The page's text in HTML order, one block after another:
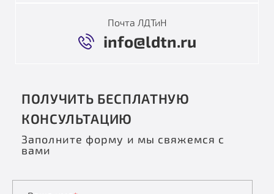
Почта ЛДТиН
info@ldtn.ru
ПОЛУЧИТЬ БЕСПЛАТНУЮ
КОНСУЛЬТАЦИЮ
Заполните форму и мы свяжемся с
вами